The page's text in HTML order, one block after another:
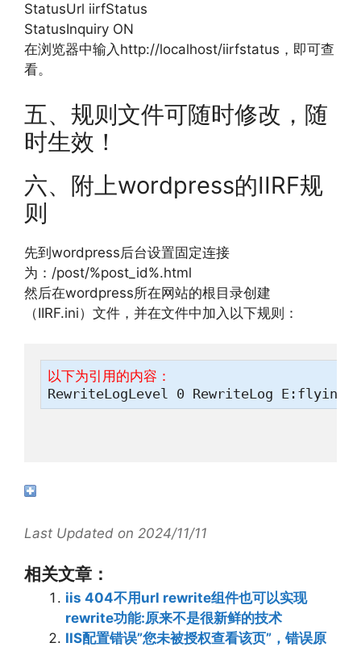
StatusUrl iirfStatus
StatusInquiry ON
在浏览器中输入http://localhost/iirfstatus，即可查
看。
五、规则文件可随时修改，随
时生效！
六、附上wordpress的IIRF规
则
先到wordpress后台设置固定连接
为：/post/%post_id%.html
然后在wordpress所在网站的根目录创建
（IIRF.ini）文件，并在文件中加入以下规则：
以下为引用的内容：
RewriteLogLevel 0 RewriteLog
Last Updated on 2024/11/11
相关文章：
iis 404不用url rewrite组件也可以实现
rewrite功能:原来不是很新鲜的技术
IIS配置错误”您未被授权查看该页”，错误原